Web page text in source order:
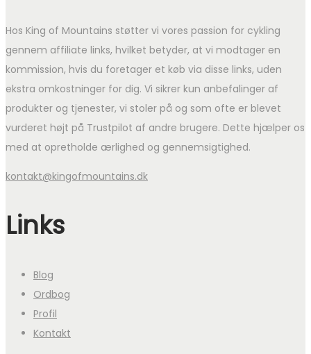
Hos King of Mountains støtter vi vores passion for cykling
gennem affiliate links, hvilket betyder, at vi modtager en
kommission, hvis du foretager et køb via disse links, uden
ekstra omkostninger for dig. Vi sikrer kun anbefalinger af
produkter og tjenester, vi stoler på og som ofte er blevet
vurderet højt på Trustpilot af andre brugere. Dette hjælper os
med at opretholde ærlighed og gennemsigtighed.
kontakt@kingofmountains.dk
Links
Blog
Ordbog
Profil
Kontakt